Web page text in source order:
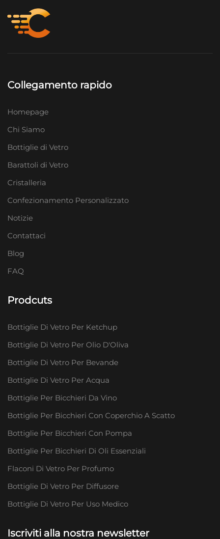
Collegamento rapido
Homepage
Chi Siamo
Bottiglie di Vetro
Barattoli di Vetro
Cristalleria
Confezionamento Personalizzato
Notizie
Contattaci
Blog
FAQ
Prodcuts
Bottiglie Di Vetro Per Ketchup
Bottiglie Di Vetro Per Olio D'Oliva
Bottiglie Di Vetro Per Bevande
Bottiglie Di Vetro Per Acqua
Bottiglie Per Bicchieri Da Vino
Bottiglie Per Bicchieri Con Coperchio A Scatto
Bottiglie Per Bicchieri Con Pompa
Bottiglie Per Bicchieri Di Oli Essenziali
Flaconi Di Vetro Per Profumo
Bottiglie Di Vetro Per Diffusore
Bottiglie Di Vetro Per Uso Medico
Iscriviti alla nostra newsletter